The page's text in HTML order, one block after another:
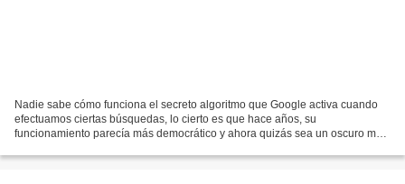
Nadie sabe cómo funciona el secreto algoritmo que Google activa cuando
efectuamos ciertas búsquedas, lo cierto es que hace años, su
funcionamiento parecía más democrático y ahora quizás sea un oscuro mar